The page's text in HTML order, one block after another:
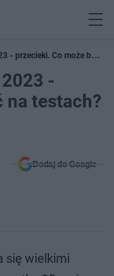
- przecieki. Co może być na
-
na testach?
Dodaj do Google
się wielkimi